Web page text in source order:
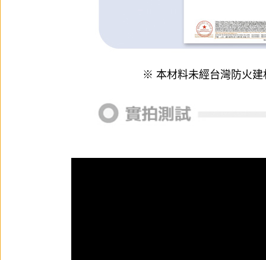
※ 本材料未經台灣防火建